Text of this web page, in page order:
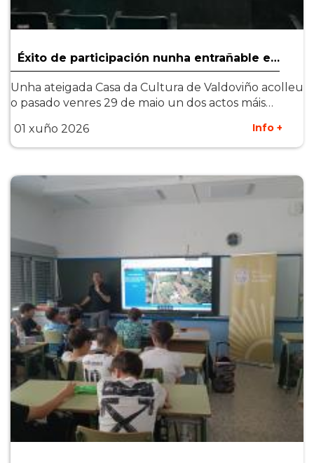
Éxito de participación nunha entrañable e…
Unha ateigada Casa da Cultura de Valdoviño acolleu
o pasado venres 29 de maio un dos actos máis…
01 xuño 2026
Info +